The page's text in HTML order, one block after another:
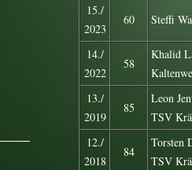
15./
2023
60 Steffi
14./
2022
58
Khalid
13./
2019
85
Leon
TSV
12./
2018
84
Torsten
TSV